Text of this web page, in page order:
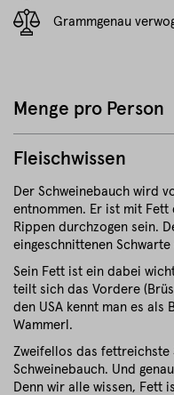
Grammgenau
Fleischwissen
Der Schweinebauch wird
entnommen. Er ist mit Fett
Rippen durchzogen sein.
eingeschnittenen
Sein Fett ist ein dabei
teilt sich das Vordere
den USA kennt man es als
Wammerl.
Zweifellos das fettreichste
Schweinebauch. Und
Denn wir alle wissen, Fett
Menge pro Person